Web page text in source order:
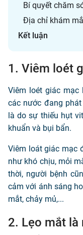
Bí quyết chăm
Địa chỉ khám
Kết luận
1. Viêm loét
Viêm loét giác mạc
các nước đang
là do sự thiếu hụt
khuẩn và bụi bẩn.
Viêm loát giác mạc
như khó chịu, mỏi
thời, người bệnh
cảm với ánh sáng
mắt, chảy mủ,...
2. Lẹo mắt là